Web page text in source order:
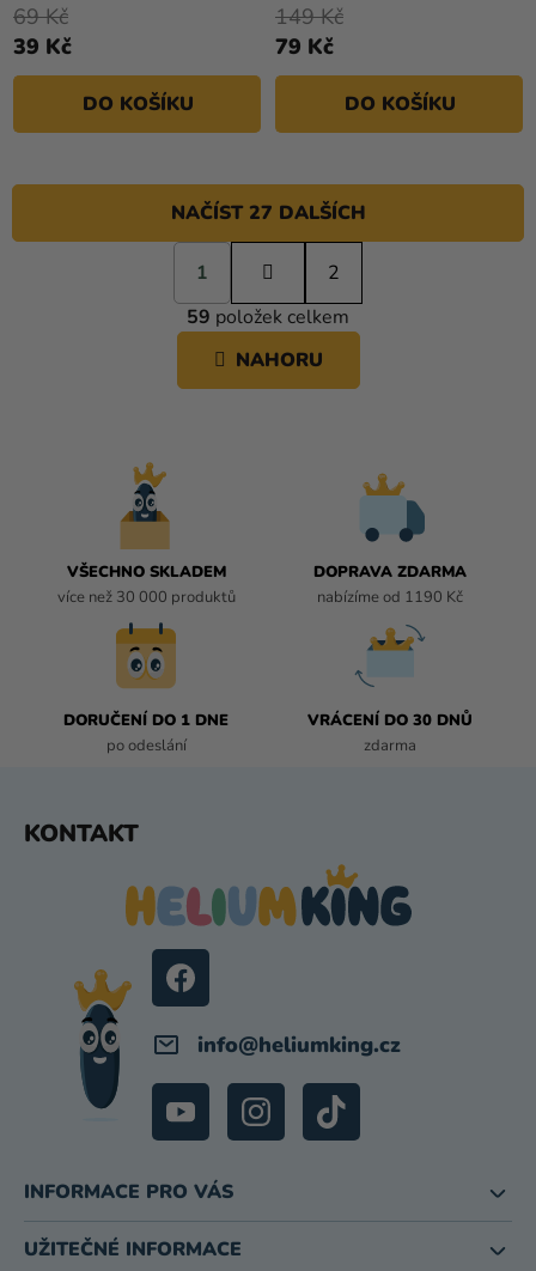
39 Kč
69 Kč
DO KOŠÍKU
79 Kč
149 Kč
DO KOŠÍKU
O
V
L
Á
NAČÍST 27 DALŠÍCH
S
t
r
á
k
o
1
2
59 položek celkem
NAHORU
VŠECHNO SKLADEM
více než 30 000 produktů
DOPRAVA ZDARMA
nabízíme od 1190 Kč
DORUČENÍ DO 1 DNE
po odeslání
VRÁCENÍ DO 30 DNŮ
zdarma
KONTAKT
info@heliumking.cz
INFORMACE PRO VÁS
UŽITEČNÉ INFORMACE